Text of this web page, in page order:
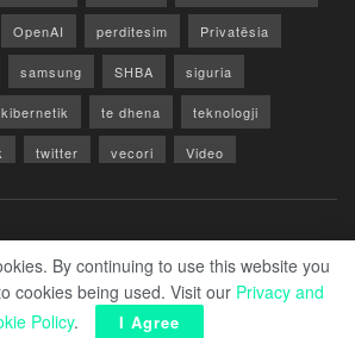
OpenAI perditesim Privatësia
samsung SHBA siguria
te dhena teknologji
twitter vecori Video
By continuing to use this website you
cookies being used. Visit our Privacy and
Policy. I Agree